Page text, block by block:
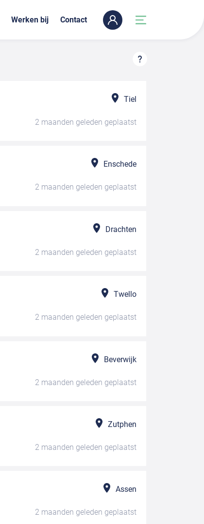
Werken bij Contact
Tiel
2 maanden geleden geplaatst
Enschede
2 maanden geleden geplaatst
Drachten
2 maanden geleden geplaatst
Twello
2 maanden geleden geplaatst
Beverwijk
2 maanden geleden geplaatst
Zutphen
2 maanden geleden geplaatst
Assen
2 maanden geleden geplaatst